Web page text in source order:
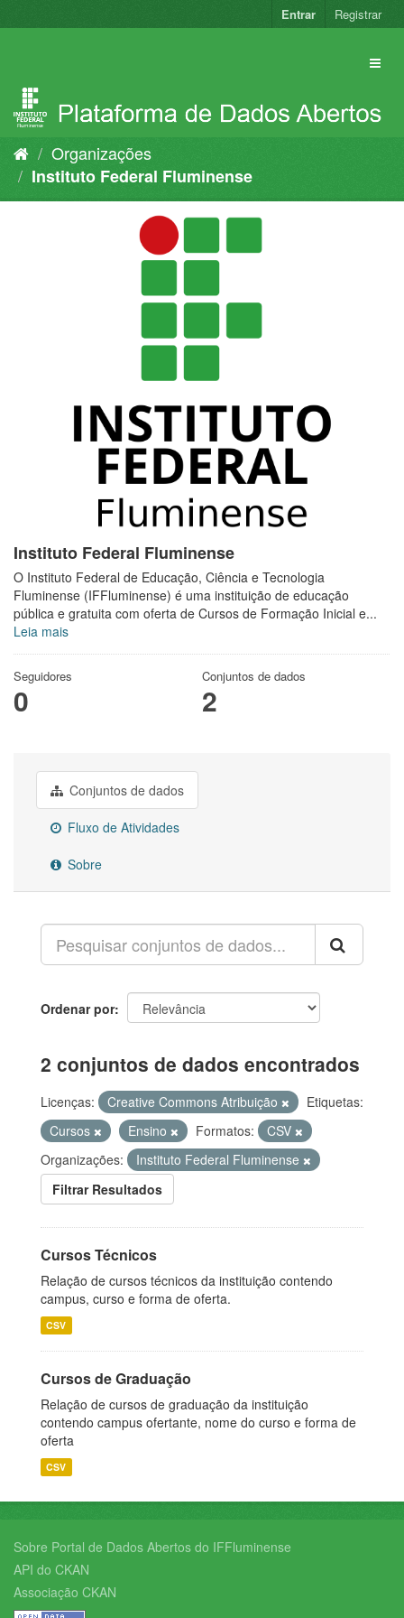
para
Entrar Registrar
Organizações
Instituto Federal Fluminense
Instituto Federal Fluminense
O Instituto Federal de Educação, Ciência e Tecnologia
Fluminense (IFFluminense) é uma instituição de educação
pública e gratuita com oferta de Cursos de Formação Inicial e...
Leia mais
Seguidores
0
Conjuntos de dados
2
Conjuntos de dados
Fluxo de Atividades
Sobre
Ordenar por
2 conjuntos de dados encontrados
Licenças: Creative Commons Atribuição
Etiquetas:
Cursos
Ensino Formatos:
CSV
Organizações:
Instituto Federal Fluminense
Filtrar Resultados
Cursos Técnicos
Relação de cursos técnicos da instituição contendo
campus, curso e forma de oferta.
CSV
Cursos de Graduação
Relação de cursos de graduação da instituição
contendo campus ofertante, nome do curso e forma de
oferta
CSV
Sobre Portal de Dados Abertos do IFFluminense
API do CKAN
Associação CKAN